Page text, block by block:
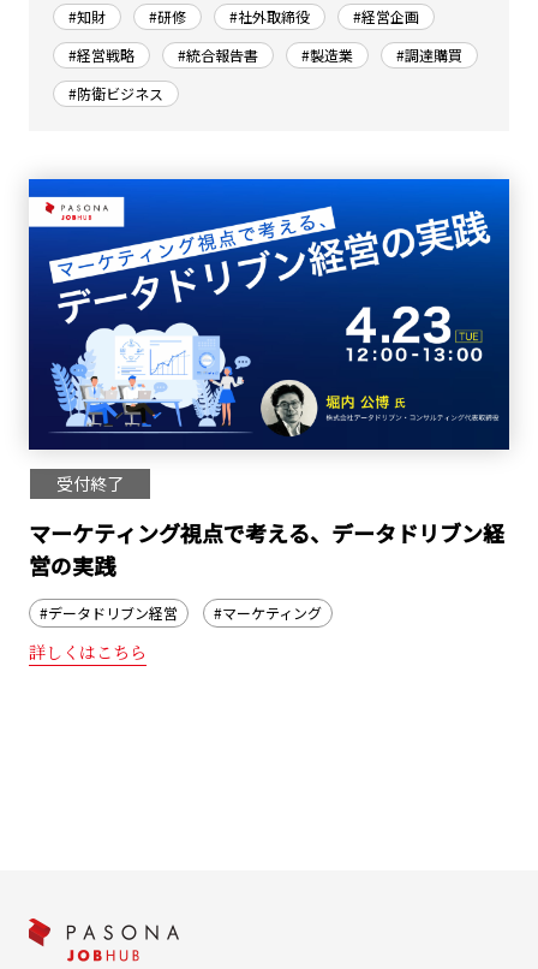
#知財
#研修 #社外取締役
#経営企画
#経営戦略
#統合報告書 #製造業
#調達購買
#防衛ビジネス
受付終了
マーケティング視点で考える、データドリブン経
営の実践
#データドリブン経営 #マーケティング
詳しくはこちら